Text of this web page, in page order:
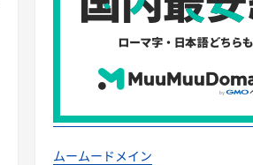
ムームードメイン